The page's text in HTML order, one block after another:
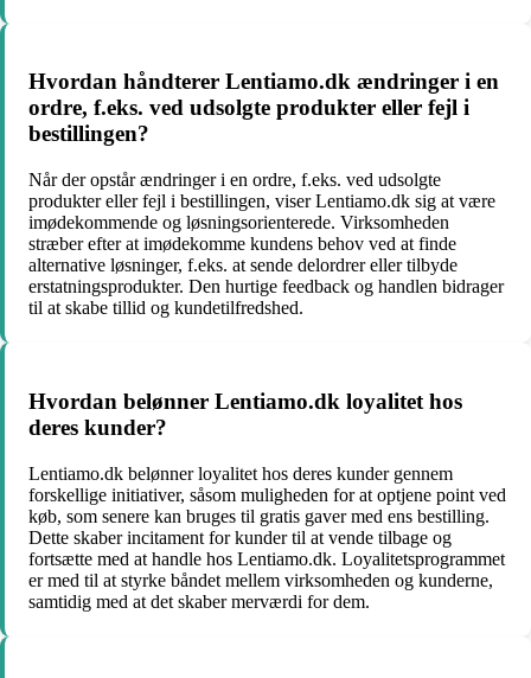
Hvordan håndterer Lentiamo.dk ændringer i en
ordre, f.eks. ved udsolgte produkter eller fejl i
bestillingen?
Når der opstår ændringer i en ordre, f.eks. ved udsolgte
produkter eller fejl i bestillingen, viser Lentiamo.dk sig at være
imødekommende og løsningsorienterede. Virksomheden
stræber efter at imødekomme kundens behov ved at finde
alternative løsninger, f.eks. at sende delordrer eller tilbyde
erstatningsprodukter. Den hurtige feedback og handlen bidrager
til at skabe tillid og kundetilfredshed.
Hvordan belønner Lentiamo.dk loyalitet hos
deres kunder?
Lentiamo.dk belønner loyalitet hos deres kunder gennem
forskellige initiativer, såsom muligheden for at optjene point ved
køb, som senere kan bruges til gratis gaver med ens bestilling.
Dette skaber incitament for kunder til at vende tilbage og
fortsætte med at handle hos Lentiamo.dk. Loyalitetsprogrammet
er med til at styrke båndet mellem virksomheden og kunderne,
samtidig med at det skaber merværdi for dem.